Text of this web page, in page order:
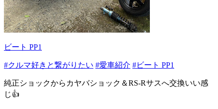
ビート PP1
#クルマ好きと繋がりたい #愛車紹介 #ビート PP1
純正ショックからカヤバショック＆RS-Rサスへ交換いい感
じ👍